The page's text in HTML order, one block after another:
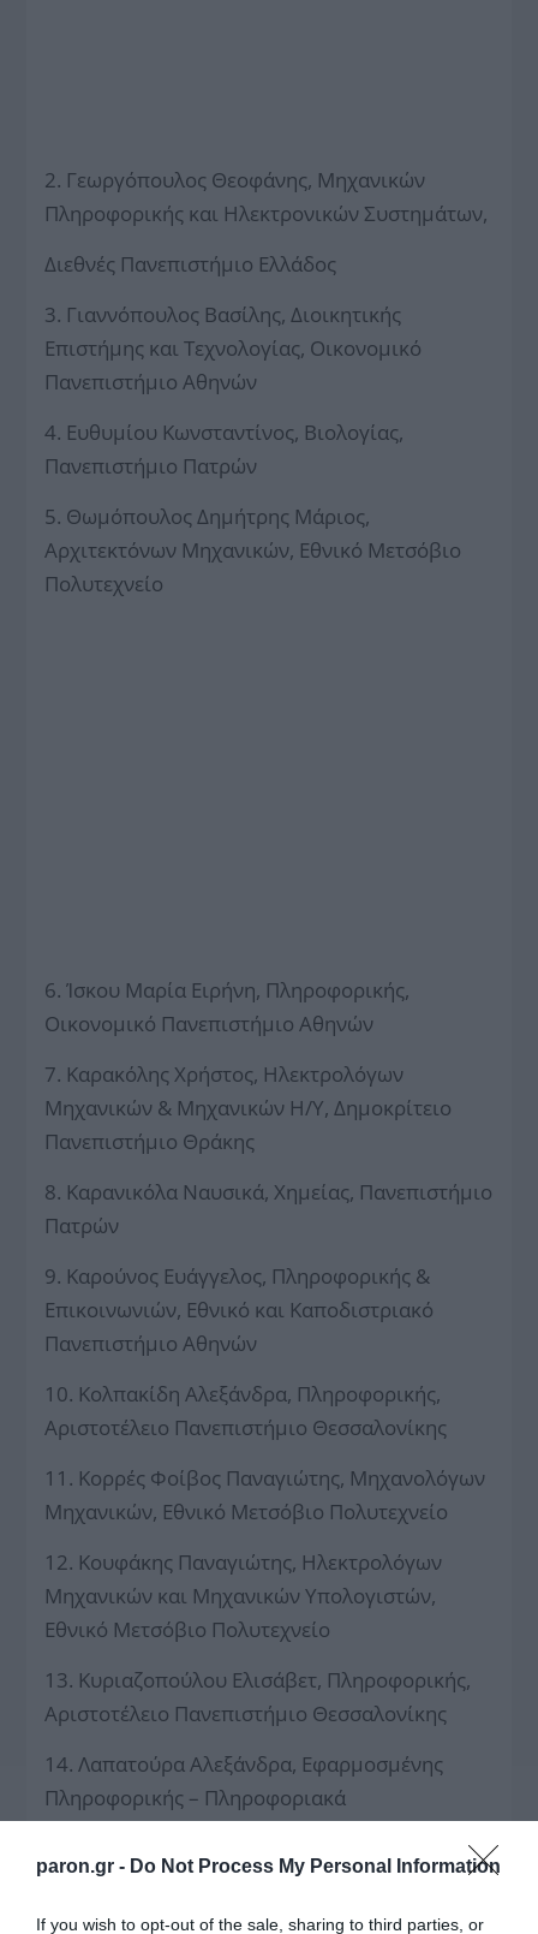
paron.gr - Do Not Process My Personal Information
If you wish to opt-out of the sale, sharing to third parties, or
2. Γεωργόπουλος Θεοφάνης, Μηχανικών
Πληροφορικής και Ηλεκτρονικών Συστημάτων,
Διεθνές Πανεπιστήμιο Ελλάδος
3. Γιαννόπουλος Βασίλης, Διοικητικής
Επιστήμης και Τεχνολογίας, Οικονομικό
Πανεπιστήμιο Αθηνών
4. Ευθυμίου Κωνσταντίνος, Βιολογίας,
Πανεπιστήμιο Πατρών
5. Θωμόπουλος Δημήτρης Μάριος,
Αρχιτεκτόνων Μηχανικών, Εθνικό Μετσόβιο
Πολυτεχνείο
6. Ίσκου Μαρία Ειρήνη, Πληροφορικής,
Οικονομικό Πανεπιστήμιο Αθηνών
7. Καρακόλης Χρήστος, Ηλεκτρολόγων
Μηχανικών & Μηχανικών Η/Υ, Δημοκρίτειο
Πανεπιστήμιο Θράκης
8. Καρανικόλα Ναυσικά, Χημείας, Πανεπιστήμιο
Πατρών
9. Καρούνος Ευάγγελος, Πληροφορικής &
Επικοινωνιών, Εθνικό και Καποδιστριακό
Πανεπιστήμιο Αθηνών
10. Κολπακίδη Αλεξάνδρα, Πληροφορικής,
Αριστοτέλειο Πανεπιστήμιο Θεσσαλονίκης
11. Κορρές Φοίβος Παναγιώτης, Μηχανολόγων
Μηχανικών, Εθνικό Μετσόβιο Πολυτεχνείο
12. Κουφάκης Παναγιώτης, Ηλεκτρολόγων
Μηχανικών και Μηχανικών Υπολογιστών,
Εθνικό Μετσόβιο Πολυτεχνείο
13. Κυριαζοπούλου Ελισάβετ, Πληροφορικής,
Αριστοτέλειο Πανεπιστήμιο Θεσσαλονίκης
14. Λαπατούρα Αλεξάνδρα, Εφαρμοσμένης
Πληροφορικής – Πληροφοριακά
Συστήματα,Πανεπιστήμιο Μακεδονίας
15. Λάσκα Έντζιελ, Ηλεκτρολόγων Μηχανικών
& Μηχανικών Η/Υ, Αριστοτέλειο Πανεπιστήμιο